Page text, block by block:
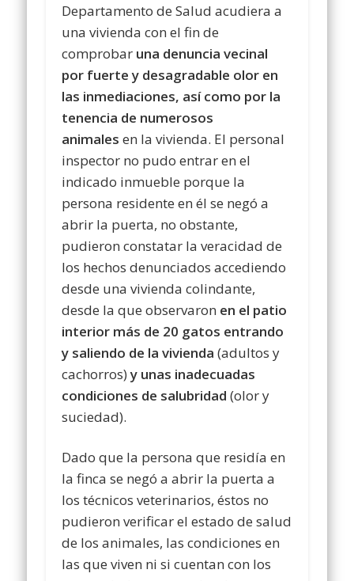
Departamento de Salud acudiera a
una vivienda con el fin de
comprobar una denuncia vecinal
por fuerte y desagradable olor en
las inmediaciones, así como por la
tenencia de numerosos
animales en la vivienda. El personal
inspector no pudo entrar en el
indicado inmueble porque la
persona residente en él se negó a
abrir la puerta, no obstante,
pudieron constatar la veracidad de
los hechos denunciados accediendo
desde una vivienda colindante,
desde la que observaron en el patio
interior más de 20 gatos entrando
y saliendo de la vivienda (adultos y
cachorros)y unas inadecuadas
condiciones de salubridad (olor y
suciedad).
Dado que la persona que residía en
la finca se negó a abrir la puerta a
los técnicos veterinarios, éstos no
pudieron verificar el estado de salud
de los animales, las condiciones en
las que viven ni si cuentan con los